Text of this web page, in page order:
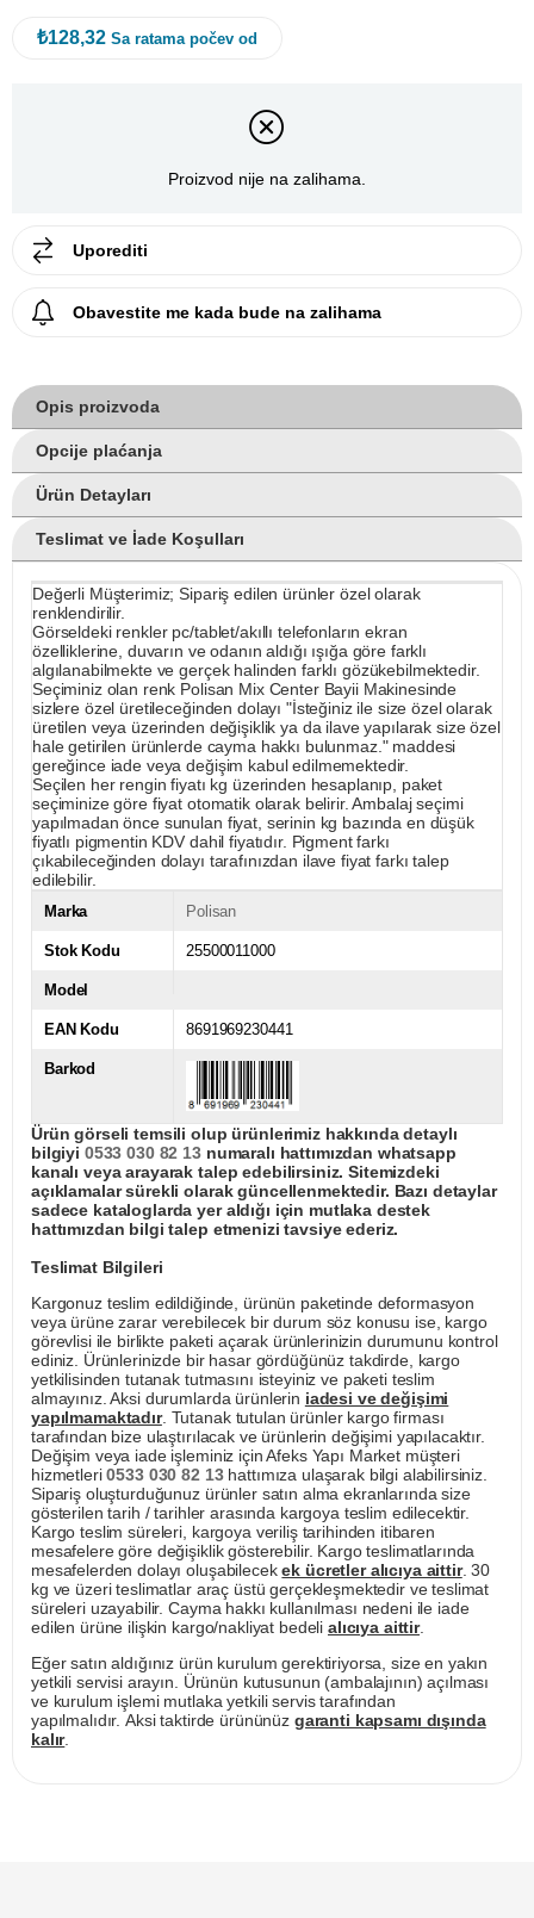
₺128,32 Sa ratama počev od
Proizvod nije na zalihama.
Uporediti
Obavestite me kada bude na zalihama
Opis proizvoda
Opcije plaćanja
Ürün Detayları
Teslimat ve İade Koşulları
Değerli Müşterimiz; Sipariş edilen ürünler özel olarak
renklendirilir.
Görseldeki renkler pc/tablet/akıllı telefonların ekran
özelliklerine, duvarın ve odanın aldığı ışığa göre farklı
algılanabilmekte ve gerçek halinden farklı gözükebilmektedir.
Seçiminiz olan renk Polisan Mix Center Bayii Makinesinde
sizlere özel üretileceğinden dolayı "İsteğiniz ile size özel olarak
üretilen veya üzerinden değişiklik ya da ilave yapılarak size özel
hale getirilen ürünlerde cayma hakkı bulunmaz." maddesi
gereğince iade veya değişim kabul edilmemektedir.
Seçilen her rengin fiyatı kg üzerinden hesaplanıp, paket
seçiminize göre fiyat otomatik olarak belirir. Ambalaj seçimi
yapılmadan önce sunulan fiyat, serinin kg bazında en düşük
fiyatlı pigmentin KDV dahil fiyatıdır. Pigment farkı
çıkabileceğinden dolayı tarafınızdan ilave fiyat farkı talep
edilebilir.
Marka Polisan
Stok Kodu 25500011000
Model
EAN Kodu 8691969230441
Barkod
Ürün görseli temsili olup ürünlerimiz hakkında detaylı
bilgiyi 0533 030 82 13numaralı hattımızdan whatsapp
kanalı veya arayarak talep edebilirsiniz. Sitemizdeki
açıklamalar sürekli olarak güncellenmektedir. Bazı detaylar
sadece kataloglarda yer aldığı için mutlaka destek
hattımızdan bilgi talep etmenizi tavsiye ederiz.
Teslimat Bilgileri
Kargonuz teslim edildiğinde, ürünün paketinde deformasyon
veya ürüne zarar verebilecek bir durum söz konusu ise, kargo
görevlisi ile birlikte paketi açarak ürünlerinizin durumunu kontrol
ediniz. Ürünlerinizde bir hasar gördüğünüz takdirde, kargo
yetkilisinden tutanak tutmasını isteyiniz ve paketi teslim
almayınız. Aksi durumlarda ürünlerin iadesi ve değişimi
yapılmamaktadır. Tutanak tutulan ürünler kargo firması
tarafından bize ulaştırılacak ve ürünlerin değişimi yapılacaktır.
Değişim veya iade işleminiz için Afeks Yapı Market müşteri
hizmetleri0533 030 82 13hattımıza ulaşarak bilgi alabilirsiniz.
Sipariş oluşturduğunuz ürünler satın alma ekranlarında size
gösterilen tarih / tarihler arasında kargoya teslim edilecektir.
Kargo teslim süreleri, kargoya veriliş tarihinden itibaren
mesafelere göre değişiklik gösterebilir. Kargo teslimatlarında
mesafelerden dolayı oluşabilecekek ücretler alıcıya aittir. 30
kg ve üzeri teslimatlar araç üstü gerçekleşmektedir ve teslimat
süreleri uzayabilir. Cayma hakkı kullanılması nedeni ile iade
edilen ürüne ilişkin kargo/nakliyat bedeli alıcıya aittir.
Eğer satın aldığınız ürün kurulum gerektiriyorsa, size en yakın
yetkili servisi arayın. Ürünün kutusunun (ambalajının) açılması
ve kurulum işlemi mutlaka yetkili servis tarafından
yapılmalıdır. Aksi taktirde ürününüz garanti kapsamı dışında
kalır.